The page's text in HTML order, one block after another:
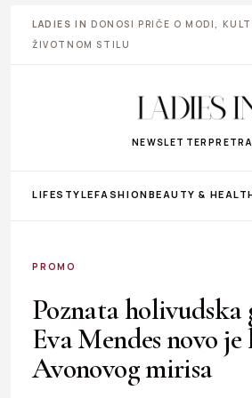
LADIES IN DONOSI PRIČE O MODI,
ŽIVOTNOM STILU
NEWSLETTER
LIFESTYLEFASHIONBEAUTY &
PROMO
Poznata
Eva Mendes novo je
Avonovog mirisa